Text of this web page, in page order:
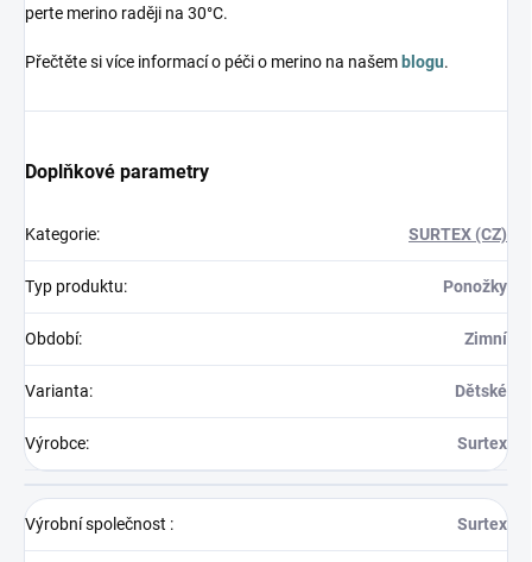
perte merino raději na 30°C.
Přečtěte si více informací o péči o merino na našem blogu.
Doplňkové parametry
Kategorie: SURTEX (CZ)
Typ produktu: Ponožky
Období: Zimní
Varianta: Dětské
Výrobce: Surtex
Výrobní společnost : Surtex